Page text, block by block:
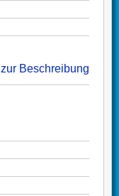
Beschreibung